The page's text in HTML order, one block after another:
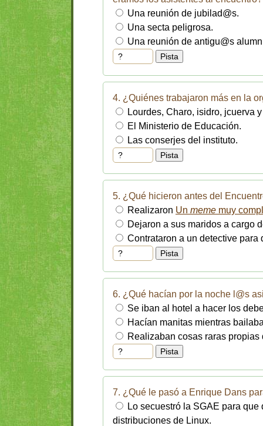
Una reunión de jubilad@s.
Una secta peligrosa.
Una reunión de antigu@s
4. ¿Quiénes trabajaron más en la
Lourdes, Charo, isidro, jcuerva
El Ministerio de Educación.
Las conserjes del instituto.
5. ¿Qué hicieron antes del
Realizaron Un meme muy
Dejaron a sus maridos a cargo
Contrataron a un detective para
6. ¿Qué hacían por la noche l@s
Se iban al hotel a hacer los
Hacían manitas mientras
Realizaban cosas raras propias
7. ¿Qué le pasó a Enrique Dans
Lo secuestró la SGAE para
distribuciones de Linux.